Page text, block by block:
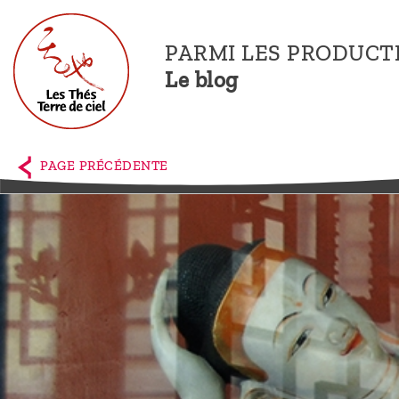
PARMI LES
Le blog
Accueil
La
boutique
Terre de
Ciel
Parmi les
producteurs,
Qui
PAGE PRÉCÉDENTE